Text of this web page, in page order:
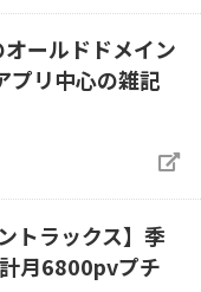
ールドドメイン
プリ中心の雑記
トラックス】季
月6800pvプチ